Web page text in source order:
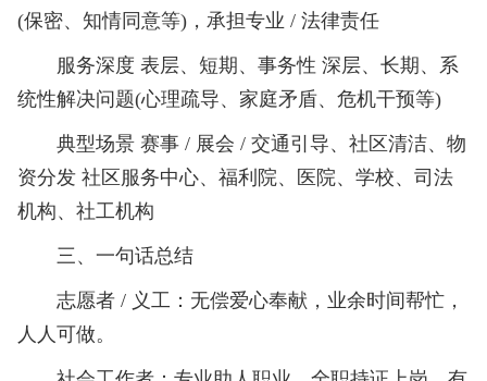
(保密、知情同意等)，承担专业 / 法律责任
服务深度 表层、短期、事务性 深层、长期、系
统性解决问题(心理疏导、家庭矛盾、危机干预等)
典型场景 赛事 / 展会 / 交通引导、社区清洁、物
资分发 社区服务中心、福利院、医院、学校、司法
机构、社工机构
三、一句话总结
志愿者 / 义工：无偿爱心奉献，业余时间帮忙，
人人可做。